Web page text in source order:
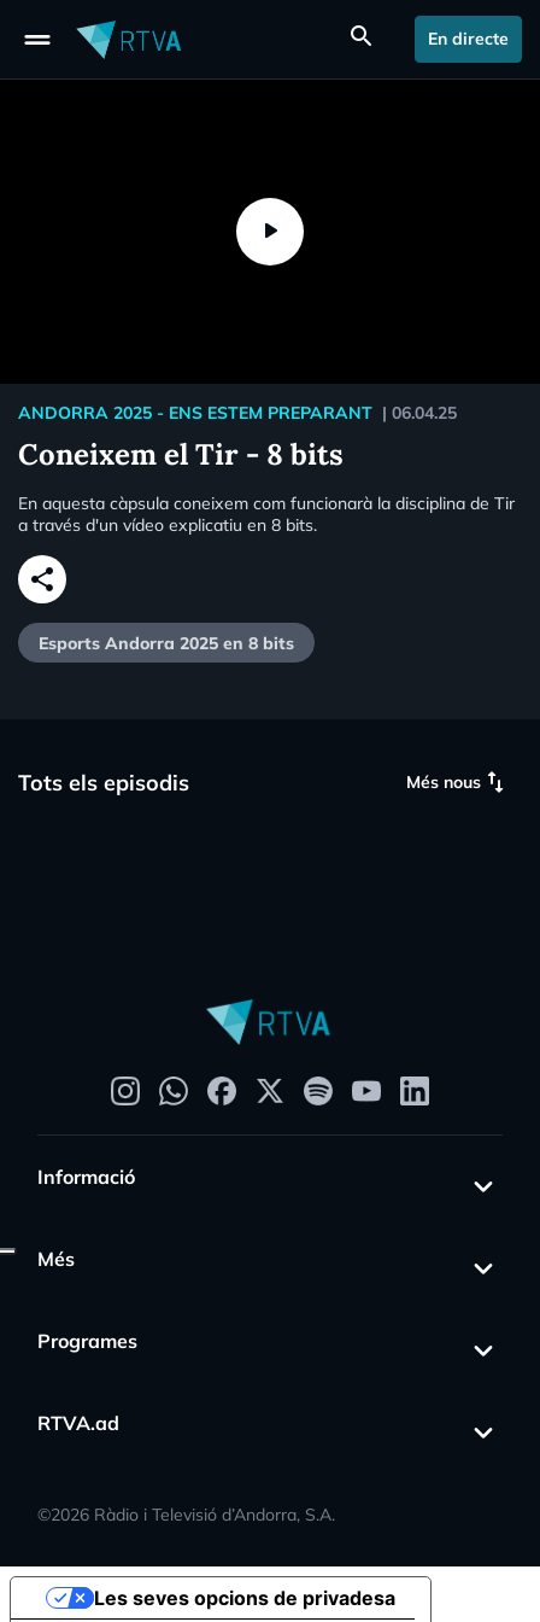
drag_handle search En directe
ANDORRA 2025 - ENS ESTEM PREPARANT | 06.04.25
Coneixem el Tir - 8 bits
En aquesta càpsula coneixem com funcionarà la disciplina de Tir
a través d'un vídeo explicatiu en 8 bits.
share
Esports Andorra 2025 en 8 bits
Tots els episodis Més nous swap_vert
Informació
Més
Programes
RTVA.ad
©2026 Ràdio i Televisió d’Andorra, S.A.
Les seves opcions de privadesa